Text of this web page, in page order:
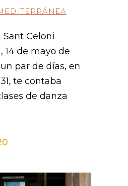
Celoni
14 de mayo de
par de días, en
te contaba
de danza